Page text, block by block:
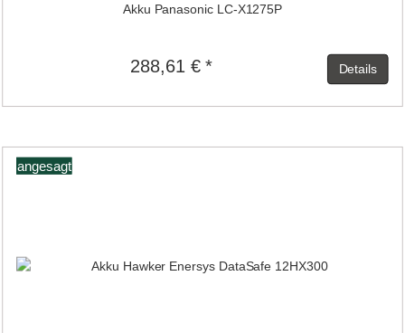
Akku Panasonic LC-X1275P
288,61 € * Details
angesagt